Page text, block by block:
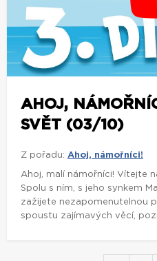
AHOJ,
SVĚT (03/10)
Z pořadu: Ahoj, námořníci!
Ahoj, malí námořníci! Vítejte
Spolu s ním, s jeho synkem
zažijete nezapomenutelnou
spoustu zajímavých věcí,